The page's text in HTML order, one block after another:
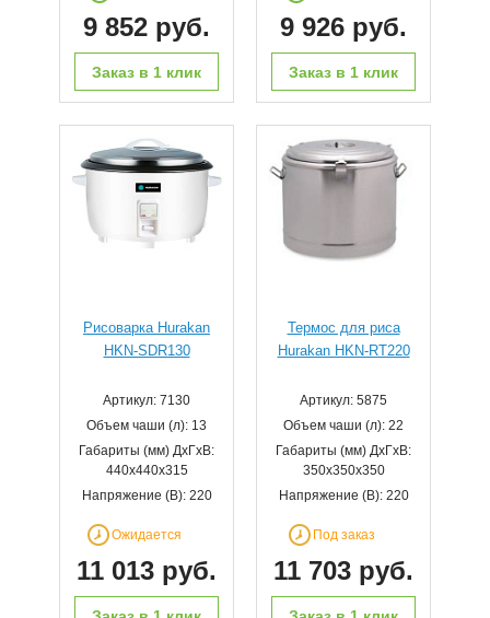
9 852 руб.
Заказ в 1 клик
9 926 руб.
Заказ в 1 клик
Рисоварка Hurakan
HKN-SDR130
Артикул: 7130
Объем чаши (л): 13
Габариты (мм) ДхГхВ:
440x440x315
Напряжение (В): 220
Ожидается
11 013 руб.
Термос для риса
Hurakan HKN-RT220
Артикул: 5875
Объем чаши (л): 22
Габариты (мм) ДхГхВ:
350x350x350
Напряжение (В): 220
Под заказ
11 703 руб.